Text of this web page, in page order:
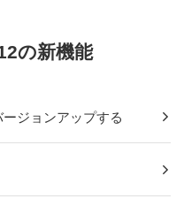
の新機能
ジョンアップする